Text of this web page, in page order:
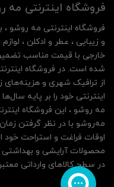
فروشگاه اینترنتی مه‌
فروشگاه اینترنتی مه‌ رو‌شو ،
و زیبایی ، عطر و ادکلن ،
خارجی با قیمت مناسب تضمین
شده است. در فروشگاه
از ترافیک شهری و هزینه‌های
مه روشو ، این فروشگاه
مه‌رو‌شو با در نظر گرفتن
اوقات فراغت و استراحت خود
محصولات آرایشی و
در سطح کالاهای وارداتی